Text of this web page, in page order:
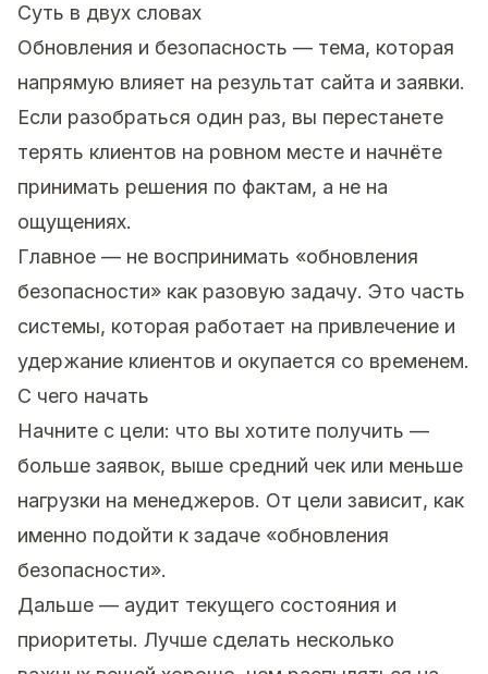
Суть в двух словах
Обновления и безопасность — тема, которая
напрямую влияет на результат сайта и заявки.
Если разобраться один раз, вы перестанете
терять клиентов на ровном месте и начнёте
принимать решения по фактам, а не на
ощущениях.
Главное — не воспринимать «обновления
безопасности» как разовую задачу. Это часть
системы, которая работает на привлечение и
удержание клиентов и окупается со временем.
С чего начать
Начните с цели: что вы хотите получить —
больше заявок, выше средний чек или меньше
нагрузки на менеджеров. От цели зависит, как
именно подойти к задаче «обновления
безопасности».
Дальше — аудит текущего состояния и
приоритеты. Лучше сделать несколько